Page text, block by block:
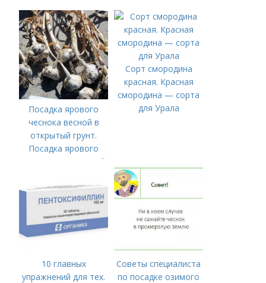
ПОСАДИТЬ ОЗИМЫЙ
ЧЕСНОК
Посадка ярового
чеснока весной в
открытый грунт.
Посадка ярового
чеснока в открытый
Сорт смородина
красная. Красная
смородина — сорта
для Урала
10 главных
упражнений для тех.
Советы специалиста
по посадке озимого